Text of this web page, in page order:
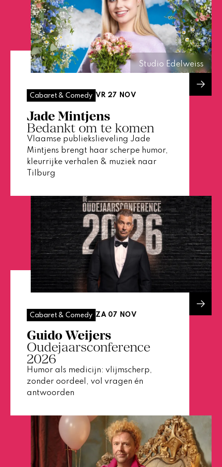
Cabaret & Comedy VR 27 NOV
Jade Mintjens
Bedankt om te komen
Vlaamse publiekslieveling Jade
Mintjens brengt haar scherpe humor,
kleurrijke verhalen & muziek naar
Tilburg
Studio Edelweiss
Cabaret & Comedy ZA 07 NOV
Guido Weijers
Oudejaarsconference
2026
Humor als medicijn: vlijmscherp,
zonder oordeel, vol vragen én
antwoorden